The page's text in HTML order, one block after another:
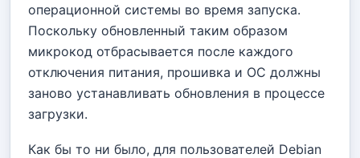
операционной системы во время запуска.
Поскольку обновленный таким образом
микрокод отбрасывается после каждого
отключения питания, прошивка и ОС должны
заново устанавливать обновления в процессе
загрузки.
Как бы то ни было, для пользователей Debian